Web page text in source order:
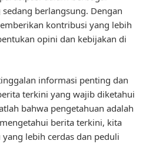
berlangsung. Dengan
kontribusi yang lebih
opini dan kebijakan di
informasi penting dan
terkini yang wajib diketahui
bahwa pengetahuan adalah
berita terkini, kita
lebih cerdas dan peduli